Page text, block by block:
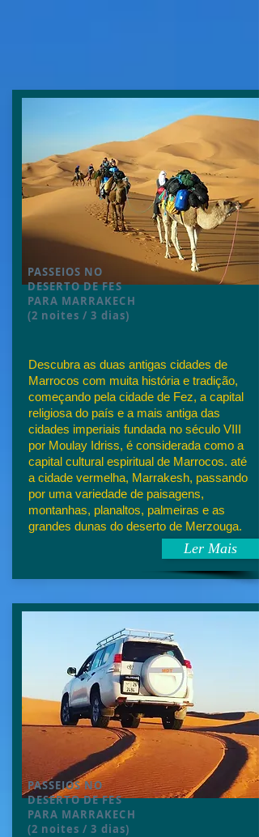
PASSEIOS NO
DESERTODE FES
PARA MARRAKECH
(2 noites / 3 dias)
Descubra as duas antigas cidades de
Marrocos com muita história e tradição,
começando pela cidade de Fez, a capital
religiosa do país e a mais antiga das
cidades imperiais fundada no século VIII
por Moulay Idriss, é considerada como a
capital cultural espiritual de Marrocos. até
a cidade vermelha, Marrakesh, passando
por uma variedade de paisagens,
montanhas, planaltos, palmeiras e as
grandes dunas do deserto de Merzouga.
Ler Mais
PASSEIOS NO
DESERTO DE FES
PARA MARRAKECH
(2 noites / 3 dias)